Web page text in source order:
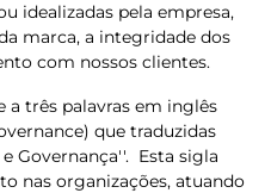
idealizadas pela empresa,
marca, a integridade dos
com nossos clientes.
a três palavras em inglês
que traduzidas
Governança''. Esta sigla
nas organizações, atuando